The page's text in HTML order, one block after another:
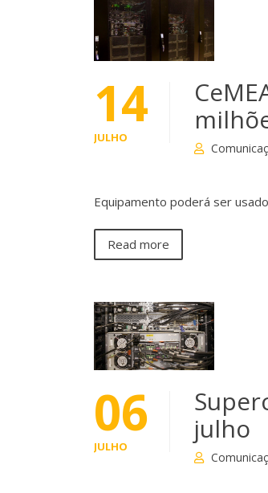
14
JULHO
Equipamento poderá ser
Read more
06
JULHO
julho